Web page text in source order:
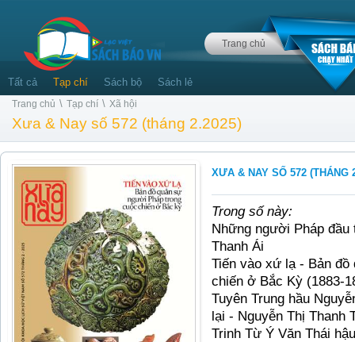
Trang chủ
Tất cả Tạp chí Sách bộ Sách lẻ
Trang chủ \ Tạp chí \ Xã hội
Xưa & Nay số 572 (tháng 2.2025)
XƯA & NAY SỐ 572 (THÁNG
Trong số này:
Những người Pháp đầu
Thanh Ái
Tiến vào xứ lạ - Bản
chiến ở Bắc Kỳ (1883-
Tuyên Trung hầu
lại - Nguyễn Thị Thanh
Trinh Từ Ý Văn Thái